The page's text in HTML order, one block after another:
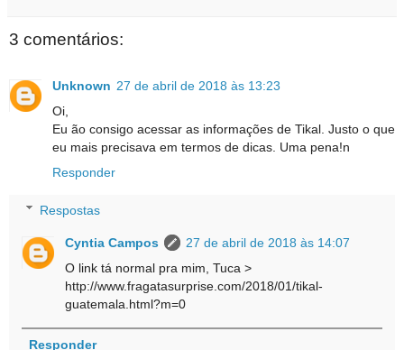
3 comentários:
Unknown 27 de abril de 2018 às 13:23
Oi,
Eu ão consigo acessar as informações de Tikal. Justo o que
eu mais precisava em termos de dicas. Uma pena!n
Responder
Respostas
Cyntia Campos
27 de abril de 2018 às 14:07
O link tá normal pra mim, Tuca >
http://www.fragatasurprise.com/2018/01/tikal-
guatemala.html?m=0
Responder